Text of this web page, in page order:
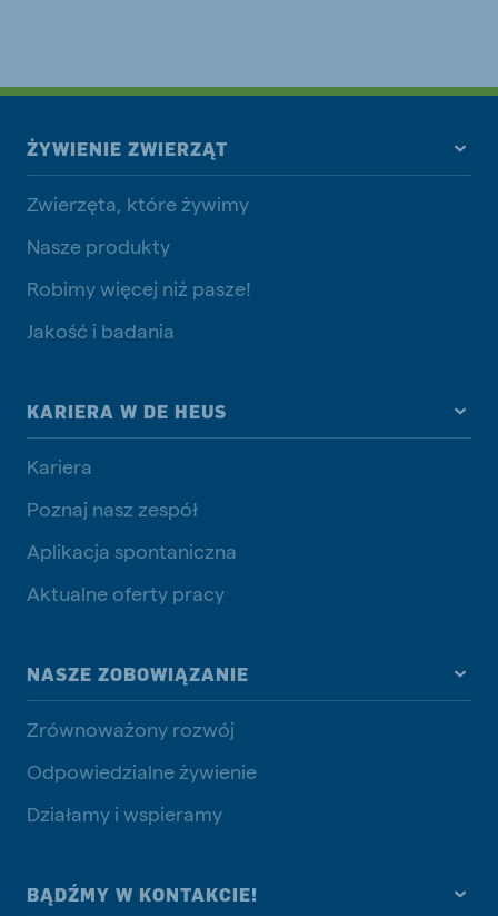
ŻYWIENIE ZWIERZĄT
Zwierzęta, które żywimy
Nasze produkty
Robimy więcej niż pasze!
Jakość i badania
KARIERA W DE HEUS
Kariera
Poznaj nasz zespół
Aplikacja spontaniczna
Aktualne oferty pracy
NASZE ZOBOWIĄZANIE
Zrównoważony rozwój
Odpowiedzialne żywienie
Działamy i wspieramy
BĄDŹMY W KONTAKCIE!